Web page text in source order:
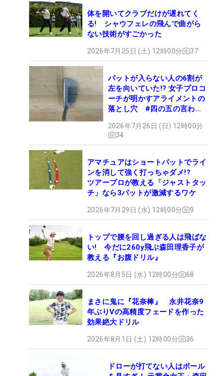
体を開いてクラブだけが遅れてく
る! シャウフェレの飛んで曲がら
ない技術がすごかった
2026年7月25日 (土) 12時00分 37
パットが入らない人の6割が
左を向いていた!? 女子プロコ
ーチが明かすアライメントの
落とし穴 #四の五の言わず
2026年7月26日 (日) 12時00分
34
アマチュアはショートパットでライ
ンを消して強く打っちゃダメ!?
ツアープロが教える「ジャストタッ
チ」なら3パットが激減するワケ
2026年7月29日 (水) 12時00分 9
トップで腰を回し過ぎる人は飛ばな
い! 今だに260y飛ぶ森田理香子が
教える『お腹ドリル』
2026年8月5日 (水) 12時00分 68
まさに鬼に『花奈棒』 永井花奈9
年ぶりVの高精度フェードを作った
効果絶大ドリル
2026年8月1日 (土) 12時00分 36
ドローが打てない人はボール